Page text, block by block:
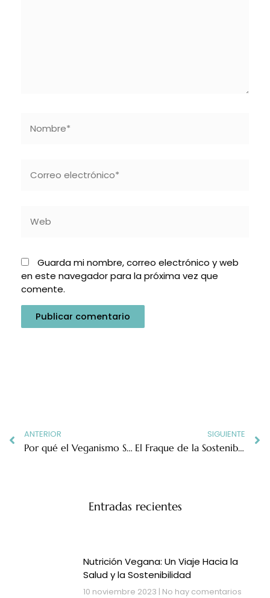
electrónico*
Guarda mi nombre, correo electrónico y web
en este navegador para la próxima vez que
comente.
ANTERIOR
Por qué el Veganismo Solo No Es Suficiente: Clase, Raza y Accesibilidad en la Lucha Contra la Opresión
SIGUIENTE
El Fraque de la Sostenibilidad: Una Mirada Antiespecista a la Industria del Aceite de Palma
Entradas recientes
Nutrición Vegana: Un Viaje Hacia la
Salud y la Sostenibilidad
10 noviembre 2023 No hay comentarios